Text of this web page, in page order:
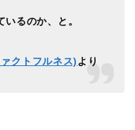
るのか、と。
クトフルネス) より